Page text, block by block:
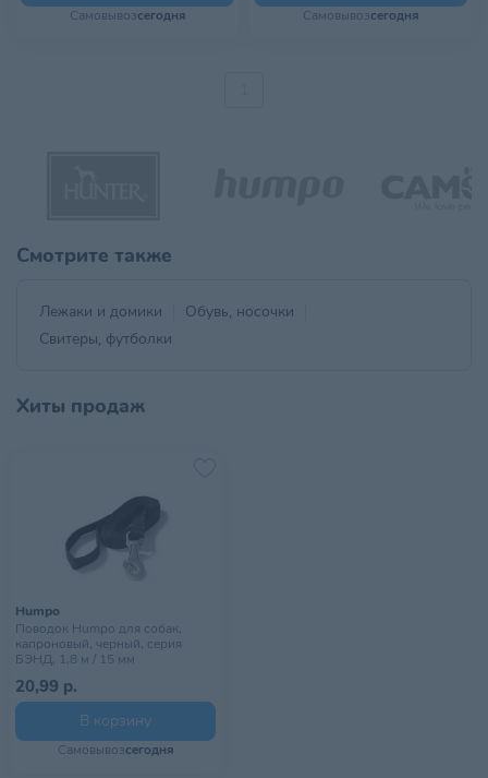
Самовывозсегодня Самовывозсегодня
Смотрите также
Лежаки и домики
Обувь, носочки
Свитеры, футболки
Хиты продаж
Humpo
Поводок Humpo для собак,
капроновый, черный, серия
БЭНД, 1,8 м / 15 мм
20,99 р.
В корзину
Самовывозсегодня